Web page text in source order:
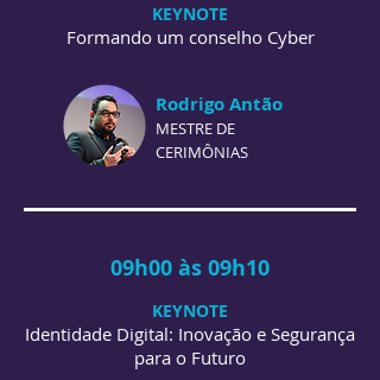
KEYNOTE
Formando um conselho Cyber
Rodrigo Antão
MESTRE DE
CERIMÔNIAS
09h00 às 09h10
KEYNOTE
Identidade Digital: Inovação e Segurança
para o Futuro